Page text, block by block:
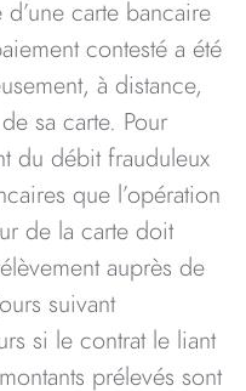
carte bancaire
contesté a été
à distance,
sa carte. Pour
du débit frauduleux
que l’opération
de la carte doit
auprès de
suivant
si le contrat le liant
prélevés sont